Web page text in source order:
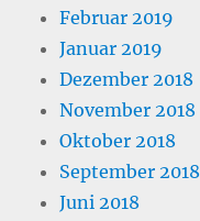
Februar 2019
Januar 2019
Dezember 2018
November 2018
Oktober 2018
September 2018
Juni 2018